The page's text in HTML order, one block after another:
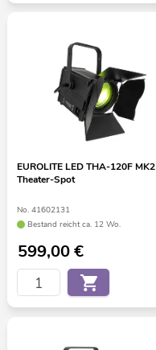
EUROLITE LED THA-120F MK2
Theater-Spot
No. 41602131
Bestand reicht ca. 12 Wo.
599,00€